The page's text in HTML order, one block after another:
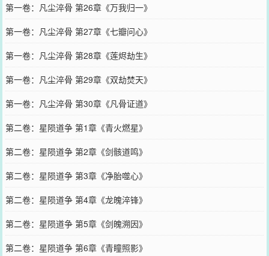
第一卷：凡尘淬骨 第26章《万我归一》
第一卷：凡尘淬骨 第27章《七瓣问心》
第一卷：凡尘淬骨 第28章《莲烬劫生》
第一卷：凡尘淬骨 第29章《双劫焚天》
第一卷：凡尘淬骨 第30章《凡骨证道》
第二卷：星陨道争 第1章《青火燃星》
第二卷：星陨道争 第2章《剑骸道鸣》
第二卷：星陨道争 第3章《净胎噬心》
第二卷：星陨道争 第4章《龙魄淬锋》
第二卷：星陨道争 第5章《剑魄溯因》
第二卷：星陨道争 第6章《青瞳照影》